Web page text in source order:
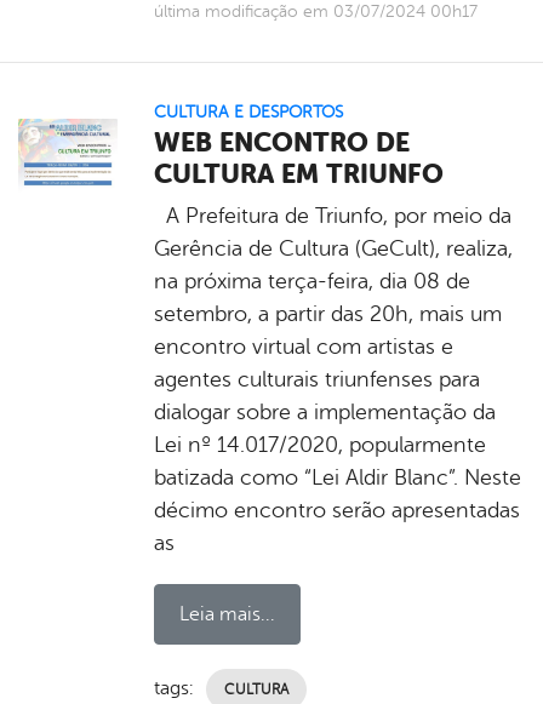
última modificação em 03/07/2024 00h17
CULTURA E DESPORTOS
WEB ENCONTRO DE
CULTURA EM TRIUNFO
A Prefeitura de Triunfo, por meio da
Gerência de Cultura (GeCult), realiza,
na próxima terça-feira, dia 08 de
setembro, a partir das 20h, mais um
encontro virtual com artistas e
agentes culturais triunfenses para
dialogar sobre a implementação da
Lei nº 14.017/2020, popularmente
batizada como “Lei Aldir Blanc”. Neste
décimo encontro serão apresentadas
as
Leia mais...
tags: CULTURA